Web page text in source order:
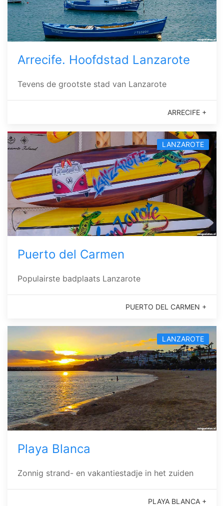
Arrecife. Hoofdstad Lanzarote
Tevens de grootste stad van Lanzarote
ARRECIFE +
LANZAROTE
Puerto del Carmen
Populairste badplaats Lanzarote
PUERTO DEL CARMEN +
LANZAROTE
Playa Blanca
Zonnig strand- en vakantiestadje in het zuiden
PLAYA BLANCA +